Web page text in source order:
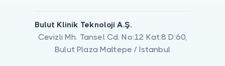
Bulut Klinik Teknoloji A.Ş.
Cevizli Mh. Tansel Cd. No:12 Kat:8 D:60,
Bulut Plaza Maltepe / İstanbul